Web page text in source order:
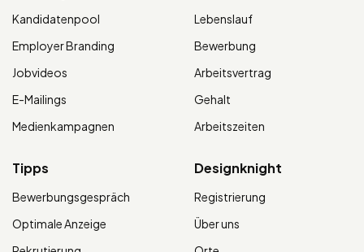
Kandidatenpool
Employer Branding
Jobvideos
E-Mailings
Medienkampagnen
Lebenslauf
Bewerbung
Arbeitsvertrag
Gehalt
Arbeitszeiten
Tipps
Bewerbungsgespräch
Optimale Anzeige
Designknight
Registrierung
Über uns